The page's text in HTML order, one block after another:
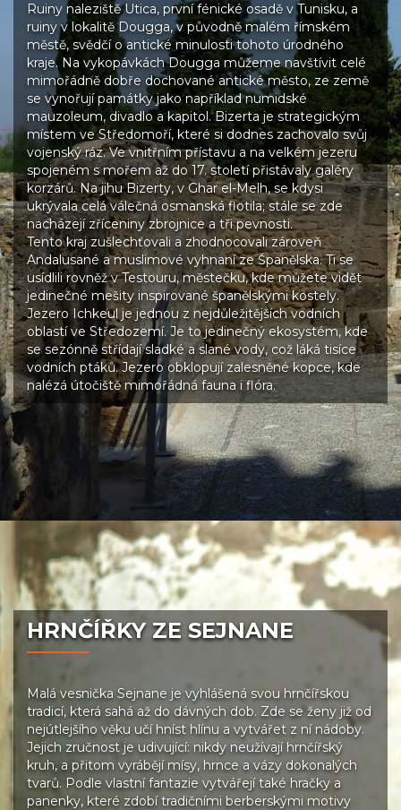
Ruiny naleziště Utica, první fénické osadě v Tunisku, a
ruiny v lokalitě Dougga, v původně malém římském
městě, svědčí o antické minulosti tohoto úrodného
kraje. Na vykopávkách Dougga můžeme navštívit celé
mimořádně dobře dochované antické město, ze země
se vynořují památky jako například numidské
mauzoleum, divadlo a kapitol. Bizerta je strategickým
místem ve Středomoří, které si dodnes zachovalo svůj
vojenský ráz. Ve vnitřním přístavu a na velkém jezeru
spojeném s mořem až do 17. století přistávaly galéry
korzárů. Na jihu Bizerty, v Ghar el-Melh, se kdysi
ukrývala celá válečná osmanská flotila; stále se zde
nacházejí zříceniny zbrojnice a tři pevnosti.
Tento kraj zušlechťovali a zhodnocovali zároveň
Andalusané a muslimové vyhnaní ze Španělska. Ti se
usídlili rovněž v Testouru, městečku, kde můžete vidět
jedinečné mešity inspirované španělskými kostely.
Jezero Ichkeul je jednou z nejdůležitějších vodních
oblastí ve Středozemí. Je to jedinečný ekosystém, kde
se sezónně střídají sladké a slané vody, což láká tisíce
vodních ptáků. Jezero obklopují zalesněné kopce, kde
nalézá útočiště mimořádná fauna i flóra.
HRNČÍŘKY ZE SEJNANE
Malá vesnička Sejnane je vyhlášená svou hrnčířskou
tradicí, která sahá až do dávných dob. Zde se ženy již od
nejútlejšího věku učí hníst hlínu a vytvářet z ní nádoby.
Jejich zručnost je udivující: nikdy neužívají hrnčířský
kruh, a přitom vyrábějí mísy, hrnce a vázy dokonalých
tvarů. Podle vlastní fantazie vytvářejí také hračky a
panenky, které zdobí tradičními berberskými motivy